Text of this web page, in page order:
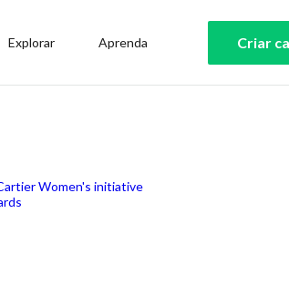
Explorar Aprenda Criar